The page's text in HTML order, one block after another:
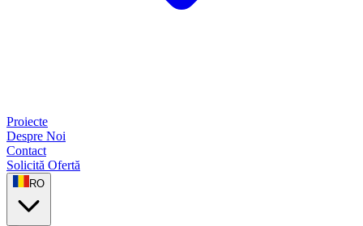
Proiecte
Despre Noi
Contact
Solicită Ofertă
RO